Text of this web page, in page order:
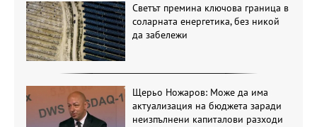
Светът премина ключова граница в
соларната енергетика, без никой
да забележи
Щерьо Ножаров: Може да има
актуализация на бюджета заради
неизпълнени капиталови разходи